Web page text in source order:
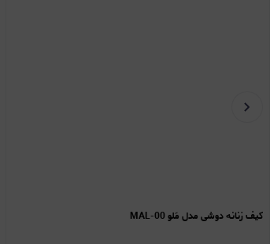
کیف زنانه دوشی مدل مَلو MAL-00